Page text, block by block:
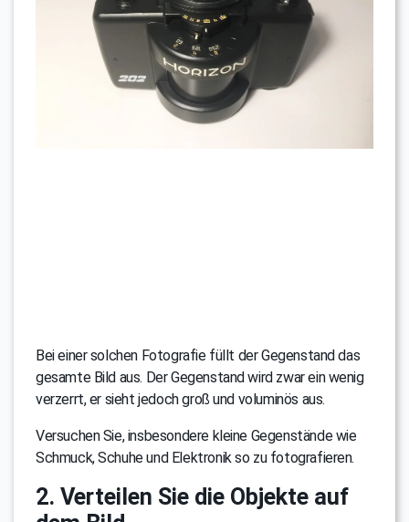
Bei einer solchen Fotografie füllt der Gegenstand das
gesamte Bild aus. Der Gegenstand wird zwar ein wenig
verzerrt, er sieht jedoch groß und voluminös aus.
Versuchen Sie, insbesondere kleine Gegenstände wie
Schmuck, Schuhe und Elektronik so zu fotografieren.
2. Verteilen Sie die Objekte auf